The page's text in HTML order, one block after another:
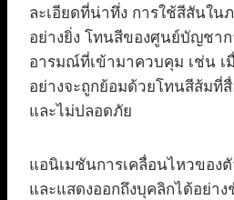
ละเอียดที่น่าทึ่ง การใช้สีสันใ
อย่างยิ่ง โทนสีของศูนย์บัญชา
อารมณ์ที่เข้ามาควบคุม เช่น เ
อย่างจะถูกย้อมด้วยโทนสีส้มที่
และไม่ปลอดภัย
แอนิเมชันการเคลื่อนไหวของ
และแสดงออกถึงบุคลิกได้อย่า